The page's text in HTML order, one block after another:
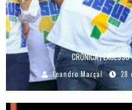
CRÔNICA |
Leandro Marçal 28